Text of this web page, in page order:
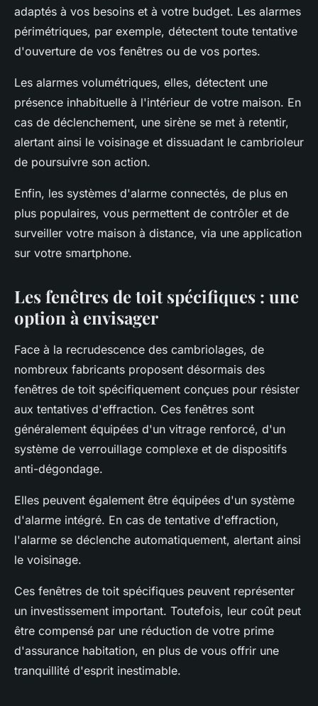
adaptés à vos besoins et à votre budget. Les alarmes
périmétriques, par exemple, détectent toute tentative
d'ouverture de vos fenêtres ou de vos portes.
Les alarmes volumétriques, elles, détectent une
présence inhabituelle à l'intérieur de votre maison. En
cas de déclenchement, une sirène se met à retentir,
alertant ainsi le voisinage et dissuadant le cambrioleur
de poursuivre son action.
Enfin, les systèmes d'alarme connectés, de plus en
plus populaires, vous permettent de contrôler et de
surveiller votre maison à distance, via une application
sur votre smartphone.
Les fenêtres de toit spécifiques : une
option à envisager
Face à la recrudescence des cambriolages, de
nombreux fabricants proposent désormais des
fenêtres de toit spécifiquement conçues pour résister
aux tentatives d'effraction. Ces fenêtres sont
généralement équipées d'un vitrage renforcé, d'un
système de verrouillage complexe et de dispositifs
anti-dégondage.
Elles peuvent également être équipées d'un système
d'alarme intégré. En cas de tentative d'effraction,
l'alarme se déclenche automatiquement, alertant ainsi
le voisinage.
Ces fenêtres de toit spécifiques peuvent représenter
un investissement important. Toutefois, leur coût peut
être compensé par une réduction de votre prime
d'assurance habitation, en plus de vous offrir une
tranquillité d'esprit inestimable.